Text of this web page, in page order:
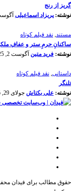
گریز از رنج
نوشته:پریزاد اسماعیلی آگوست 4,
مستند, نقد فیلم کوتاه
ساکنانِ حرمِ ستر و عفافِ
نوشته: فرید متین آگوست 2, 2025
داستانی, نقد فیلم کوتاه
تلنگر
نوشته: علی بکتاش جولای 29, 2025
حقوق مطالب برای فیدان